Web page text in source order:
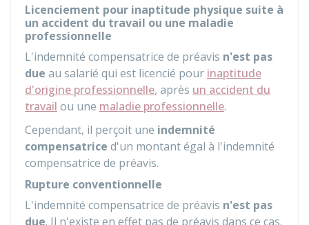
Licenciement pour inaptitude physique suite à
un accident du travail ou une maladie
professionnelle
L'indemnité compensatrice de préavis n'est pas
due au salarié qui est licencié pour inaptitude
d'origine professionnelle, après un accident du
travail ou une maladie professionnelle.
Cependant, il perçoit une indemnité
compensatrice d'un montant égal à l'indemnité
compensatrice de préavis.
Rupture conventionnelle
L'indemnité compensatrice de préavis n'est pas
due. Il n'existe en effet pas de préavis dans ce cas.